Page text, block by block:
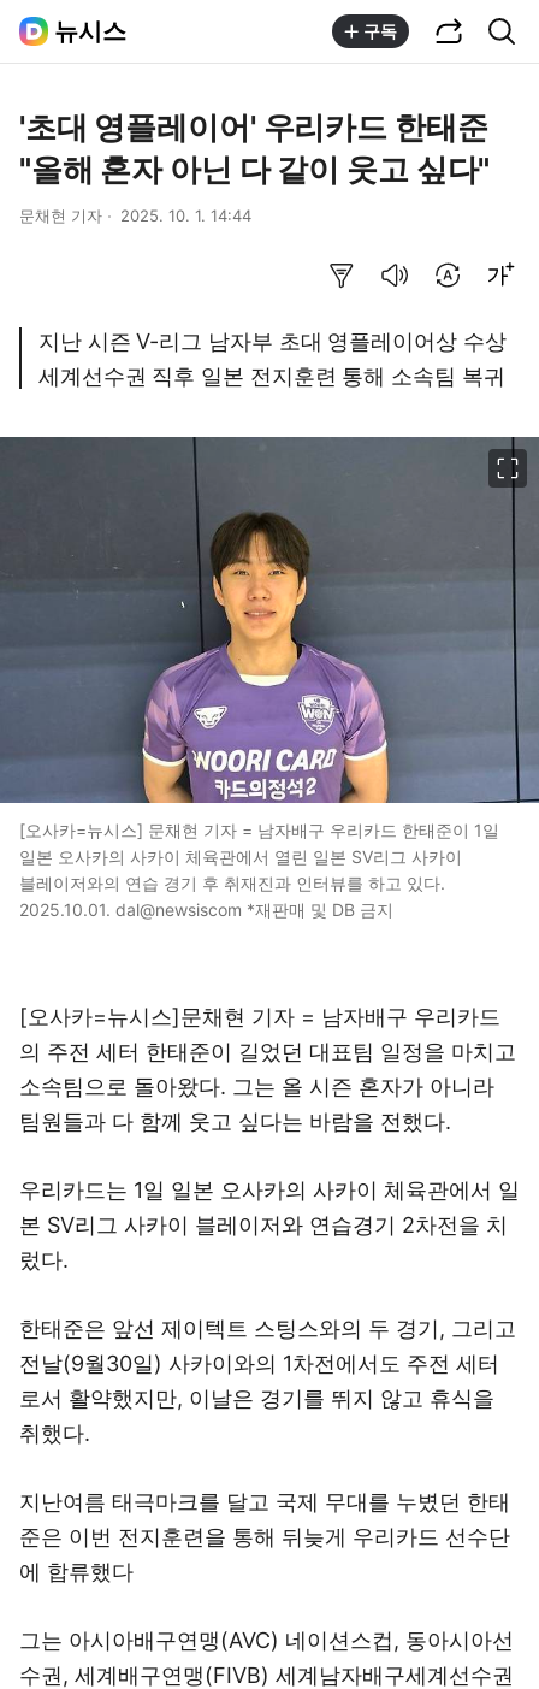
뉴시스 구독
'초대 영플레이어' 우리카드 한태준
"올해 혼자 아닌 다 같이 웃고 싶다"
문채현 기자 2025. 10. 1. 14:44
지난 시즌 V-리그 남자부 초대 영플레이어상 수상
세계선수권 직후 일본 전지훈련 통해 소속팀 복귀
[오사카=뉴시스] 문채현 기자 = 남자배구 우리카드 한태준이 1일
일본 오사카의 사카이 체육관에서 열린 일본 SV리그 사카이
블레이저와의 연습 경기 후 취재진과 인터뷰를 하고 있다.
2025.10.01. dal@newsiscom *재판매 및 DB 금지
[오사카=뉴시스]문채현 기자 = 남자배구 우리카드
의 주전 세터 한태준이 길었던 대표팀 일정을 마치고
소속팀으로 돌아왔다. 그는 올 시즌 혼자가 아니라
팀원들과 다 함께 웃고 싶다는 바람을 전했다.
우리카드는 1일 일본 오사카의 사카이 체육관에서 일
본 SV리그 사카이 블레이저와 연습경기 2차전을 치
렀다.
한태준은 앞선 제이텍트 스팅스와의 두 경기, 그리고
전날(9월30일) 사카이와의 1차전에서도 주전 세터
로서 활약했지만, 이날은 경기를 뛰지 않고 휴식을
취했다.
지난여름 태극마크를 달고 국제 무대를 누볐던 한태
준은 이번 전지훈련을 통해 뒤늦게 우리카드 선수단
에 합류했다
그는 아시아배구연맹(AVC) 네이션스컵, 동아시아선
수권, 세계배구연맹(FIVB) 세계남자배구세계선수권